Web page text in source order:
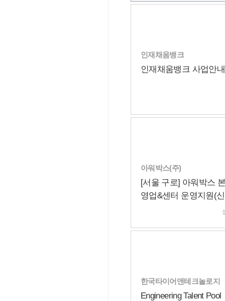
인재채움뱅크
인재채움뱅크 사업안내
아워박스(주)
[서울 구로] 아워박스
영업&센터 운영지원(
한국타이어앤테크놀로지
Engineering Talent Pool